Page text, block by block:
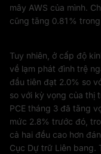
mây AWS của mình.
cũng tăng 0.81%
Tuy nhiên, ở cấp độ
về lạm phát đình trệ
đầu tiên đạt 2.0% so
so với kỳ vọng của thị
PCE tháng 3 đã tăng
mức 2.8% trước đó,
cả hai đều cao hơn
Cục Dự trữ Liên bang.